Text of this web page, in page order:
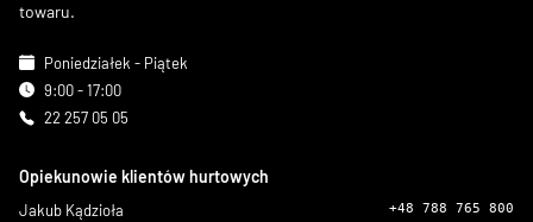
towaru.
Poniedziałek - Piątek
9:00 - 17:00
22 257 05 05
Opiekunowie klientów hurtowych
Jakub Kądzioła +48 788 765 800